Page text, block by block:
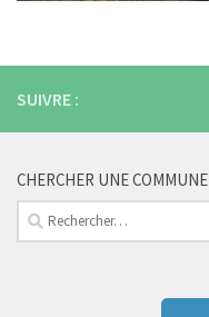
SUIVRE :
CHERCHER UNE COMMUNE
Rechercher :